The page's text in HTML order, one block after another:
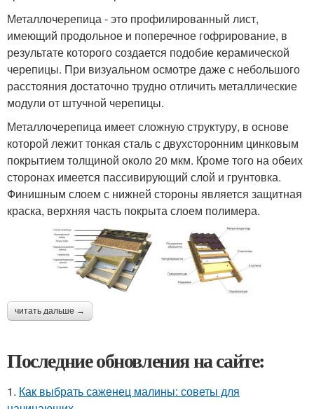
Металлочерепица - это профилированный лист,
имеющий продольное и поперечное гофрирование, в
результате которого создается подобие керамической
черепицы. При визуальном осмотре даже с небольшого
расстояния достаточно трудно отличить металлические
модули от штучной черепицы.
Металлочерепица имеет сложную структуру, в основе
которой лежит тонкая сталь с двухсторонним цинковым
покрытием толщиной около 20 мкм. Кроме того на обеих
сторонах имеется пассивирующий слой и грунтовка.
Финишным слоем с нижней стороны является защитная
краска, верхняя часть покрыта слоем полимера.
читать дальше →
Последние обновления на сайте:
1. Как выбрать саженец малины: советы для